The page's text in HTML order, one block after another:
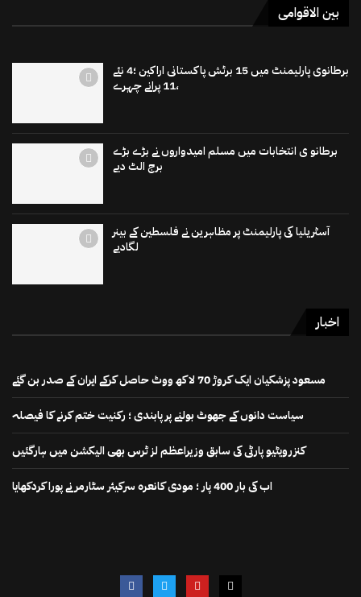
بین الاقوامی
برطانوی پارلیمنٹ میں 15 برٹش پاکستانی اراکین ؛4 نئے
،11 پرانے چہرے
برطانو ی انتخابات میں مسلم امیدواروں نے بڑے بڑے
برج الٹ دیے
آسٹریلیا کی پارلیمنٹ پر مظاہرین نے فلسطین کے بینر
لگادیے
اخبار
مسعود پزشکیان ایک کروڑ 70 لاکھ ووٹ حاصل کرکے ایران کے صدر بن گئے
سیاست دانوں کے جھوٹ بولنے پر پابندی ؛ رکنیت ختم کرنے کا فیصلہ
کنزرویٹیو پارٹی کی سابق وزیراعظم لز ٹرس بھی الیکشن میں ہارگئیں
اب کی بار 400 پار ؛ مودی کانعرہ سرکیئر سٹارمر نے پورا کردکھایا